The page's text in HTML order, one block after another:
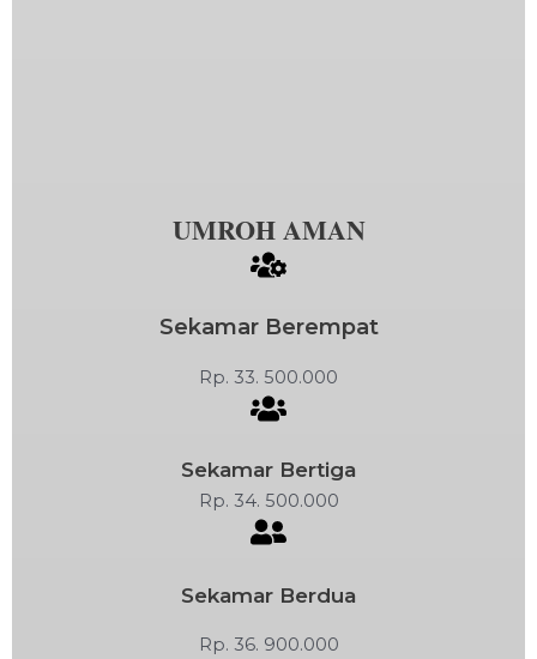
UMROH AMAN
Sekamar Berempat
Rp. 33. 500.000
Sekamar Bertiga
Rp. 34. 500.000
Sekamar Berdua
Rp. 36. 900.000